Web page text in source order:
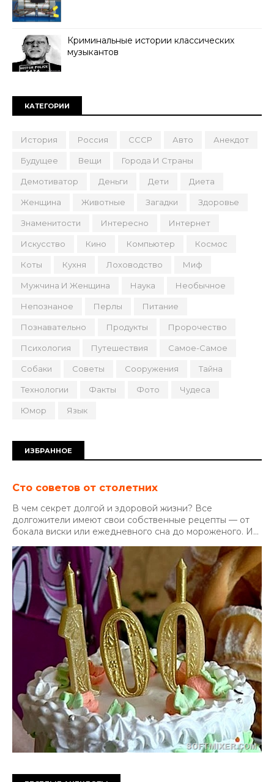
Криминальные истории классических
музыкантов
КАТЕГОРИИ
История Россия СССР Авто Анекдот
Будущее Вещи Города И Страны
Демотиватор Деньги Дети Диета
Женщина Животные Загадки Здоровье
Знаменитости Интересно Интернет
Искусство Кино Компьютер Космос
Коты Кухня Лоховодство Миф
Мужчина И Женщина Наука Необычное
Непознаное Перлы Питание
Познавательно Продукты Пророчество
Психология Путешествия Самое-Самое
Собаки Советы Сооружения Тайна
Технологии Факты Фото Чудеса
Юмор Язык
ИЗБРАННОЕ
Сто советов от столетних
В чем секрет долгой и здоровой жизни? Все
долгожители имеют свои собственные рецепты — от
бокала виски или ежедневного сна до мороженого. И...